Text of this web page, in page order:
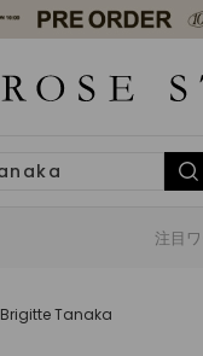
注目
Brigitte Tanaka